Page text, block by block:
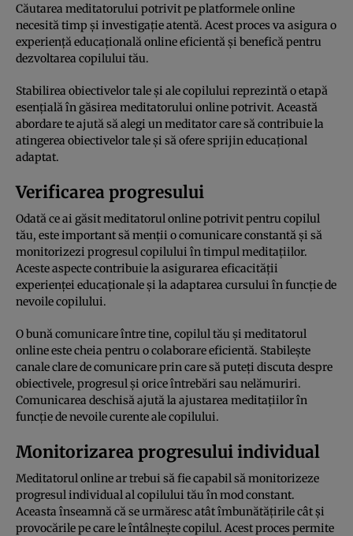
Căutarea meditatorului potrivit pe platformele online
necesită timp și investigație atentă. Acest proces va asigura o
experiență educațională online eficientă și benefică pentru
dezvoltarea copilului tău.
Stabilirea obiectivelor tale și ale copilului reprezintă o etapă
esențială în găsirea meditatorului online potrivit. Această
abordare te ajută să alegi un meditator care să contribuie la
atingerea obiectivelor tale și să ofere sprijin educațional
adaptat.
Verificarea progresului
Odată ce ai găsit meditatorul online potrivit pentru copilul
tău, este important să menții o comunicare constantă și să
monitorizezi progresul copilului în timpul meditațiilor.
Aceste aspecte contribuie la asigurarea eficacității
experienței educaționale și la adaptarea cursului în funcție de
nevoile copilului.
O bună comunicare între tine, copilul tău și meditatorul
online este cheia pentru o colaborare eficientă. Stabilește
canale clare de comunicare prin care să puteți discuta despre
obiectivele, progresul și orice întrebări sau nelămuriri.
Comunicarea deschisă ajută la ajustarea meditațiilor în
funcție de nevoile curente ale copilului.
Monitorizarea progresului individual
Meditatorul online ar trebui să fie capabil să monitorizeze
progresul individual al copilului tău în mod constant.
Aceasta înseamnă că se urmăresc atât îmbunătățirile cât și
provocările pe care le întâlnește copilul. Acest proces permite